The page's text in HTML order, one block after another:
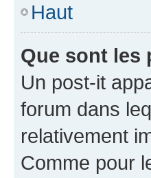
Haut
Que sont les
Un post-it
forum dans
relativement
Comme pour